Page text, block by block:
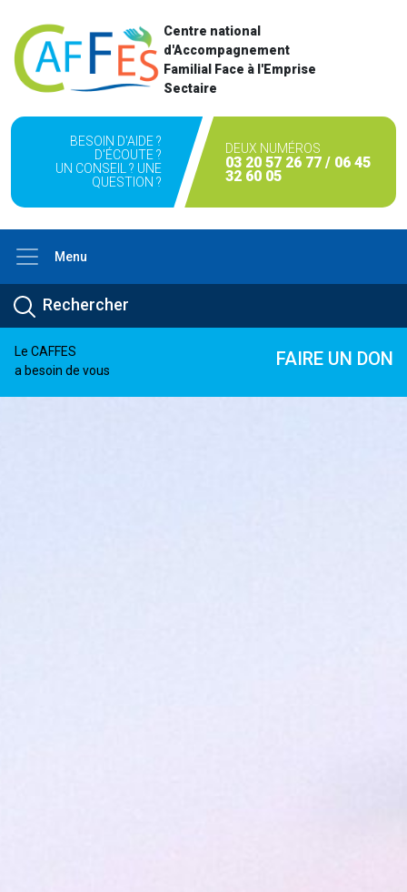
Centre national
d'Accompagnement
Familial Face à l'Emprise
Sectaire
BESOIN D'AIDE ?
D'ÉCOUTE ?
UN CONSEIL ? UNE
QUESTION ?
DEUX NUMÉROS
03 20 57 26 77 / 06 45
32 60 05
Menu
Le CAFFES
a besoin de vous
FAIRE UN DON